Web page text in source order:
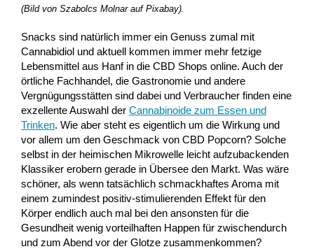
(Bild von Szabolcs Molnar auf Pixabay).
Snacks sind natürlich immer ein Genuss zumal mit
Cannabidiol und aktuell kommen immer mehr fetzige
Lebensmittel aus Hanf in die CBD Shops online. Auch der
örtliche Fachhandel, die Gastronomie und andere
Vergnügungsstätten sind dabei und Verbraucher finden eine
exzellente Auswahl der Cannabinoide zum Essen und
Trinken. Wie aber steht es eigentlich um die Wirkung und
vor allem um den Geschmack von CBD Popcorn? Solche
selbst in der heimischen Mikrowelle leicht aufzubackenden
Klassiker erobern gerade in Übersee den Markt. Was wäre
schöner, als wenn tatsächlich schmackhaftes Aroma mit
einem zumindest positiv-stimulierenden Effekt für den
Körper endlich auch mal bei den ansonsten für die
Gesundheit wenig vorteilhaften Happen für zwischendurch
und zum Abend vor der Glotze zusammenkommen?